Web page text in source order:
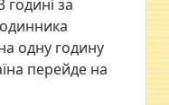
за
одну годину
перейде на